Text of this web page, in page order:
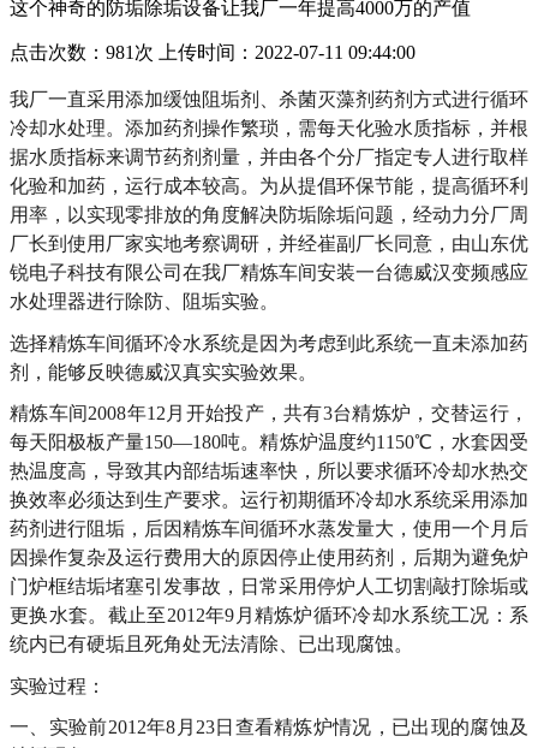
这个神奇的防垢除垢设备让我厂一年提高4000万的产值
点击次数：981次 上传时间：2022-07-11 09:44:00
我厂一直采用添加缓蚀阻垢剂、杀菌灭藻剂药剂方式进行循环
冷却水处理。添加药剂操作繁琐，需每天化验水质指标，并根
据水质指标来调节药剂剂量，并由各个分厂指定专人进行取样
化验和加药，运行成本较高。为从提倡环保节能，提高循环利
用率，以实现零排放的角度解决防垢除垢问题，经动力分厂周
厂长到使用厂家实地考察调研，并经崔副厂长同意，由山东优
锐电子科技有限公司在我厂精炼车间安装一台德威汉变频感应
水处理器进行除防、阻垢实验。
选择精炼车间循环冷水系统是因为考虑到此系统一直未添加药
剂，能够反映德威汉真实实验效果。
精炼车间2008年12月开始投产，共有3台精炼炉，交替运行，
每天阳极板产量150—180吨。精炼炉温度约1150℃，水套因受
热温度高，导致其内部结垢速率快，所以要求循环冷却水热交
换效率必须达到生产要求。运行初期循环冷却水系统采用添加
药剂进行阻垢，后因精炼车间循环水蒸发量大，使用一个月后
因操作复杂及运行费用大的原因停止使用药剂，后期为避免炉
门炉框结垢堵塞引发事故，日常采用停炉人工切割敲打除垢或
更换水套。截止至2012年9月精炼炉循环冷却水系统工况：系
统内已有硬垢且死角处无法清除、已出现腐蚀。
实验过程：
一、实验前2012年8月23日查看精炼炉情况，已出现的腐蚀及